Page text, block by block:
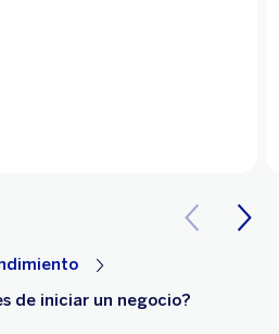
de iniciar un negocio?